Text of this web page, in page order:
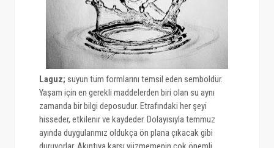
Laguz; suyun tüm formlarını temsil eden semboldür.
Yaşam için en gerekli maddelerden biri olan su aynı
zamanda bir bilgi deposudur. Etrafındaki her şeyi
hisseder, etkilenir ve kaydeder. Dolayısıyla temmuz
ayında duygularımız oldukça ön plana çıkacak gibi